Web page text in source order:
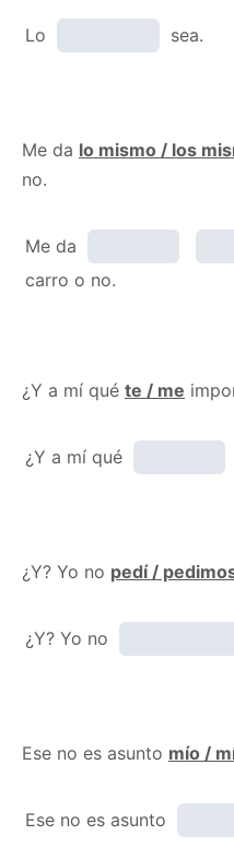
Lo sea.
Me da lo mismo / los
no.
Me da
carro o no.
¿Y a mí qué te / me
¿Y a mí qué
¿Y? Yo no pedí /
¿Y? Yo no
Ese no es asunto mío /
Ese no es asunto